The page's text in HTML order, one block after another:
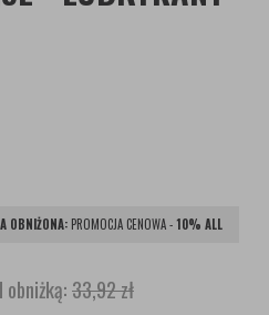
OBNIŻONA: PROMOCJA CENOWA -10% ALL
33,92 zł